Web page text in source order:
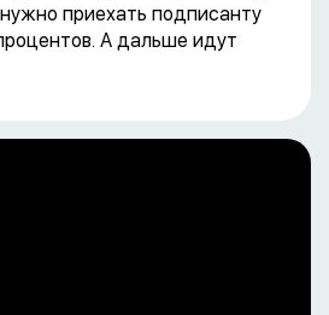
приехать подписанту
А дальше идут